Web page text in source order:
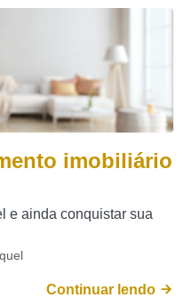
imobiliário
e ainda conquistar sua
Continuar lendo